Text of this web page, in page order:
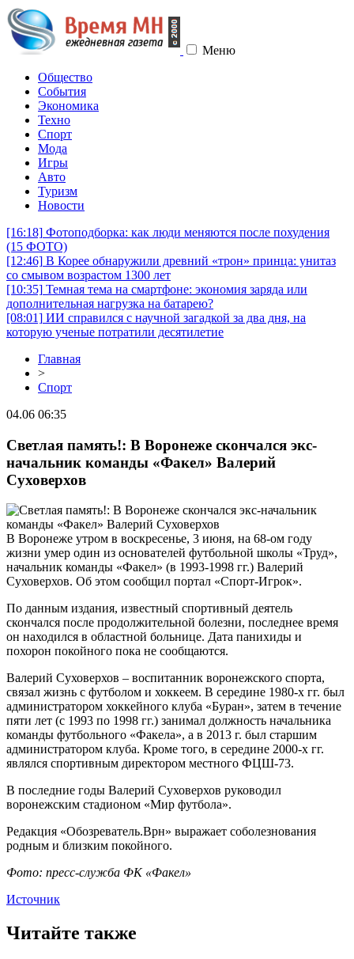
Меню
Общество
События
Экономика
Техно
Спорт
Мода
Игры
Авто
Туризм
Новости
[16:18] Фотоподборка: как люди меняются после похудения
(15 ФОТО)
[12:46] В Корее обнаружили древний «трон» принца: унитаз
со смывом возрастом 1300 лет
[10:35] Темная тема на смартфоне: экономия заряда или
дополнительная нагрузка на батарею?
[08:01] ИИ справился с научной загадкой за два дня, на
которую ученые потратили десятилетие
Главная
>
Спорт
04.06 06:35
Светлая память!: В Воронеже скончался экс-
начальник команды «Факел» Валерий
Суховерхов
В Воронеже утром в воскресенье, 3 июня, на 68-ом году
жизни умер один из основателей футбольной школы «Труд»,
начальник команды «Факел» (в 1993-1998 гг.) Валерий
Суховерхов. Об этом сообщил портал «Спорт-Игрок».
По данным издания, известный спортивный деятель
скончался после продолжительной болезни, последнее время
он находился в областной больнице. Дата панихиды и
похорон покойного пока не сообщаются.
Валерий Суховерхов – воспитанник воронежского спорта,
связал жизнь с футболом и хоккеем. В середине 1980-х гг. был
администратором хоккейного клуба «Буран», затем в течение
пяти лет (с 1993 по 1998 гг.) занимал должность начальника
команды футбольного «Факела», а в 2013 г. был старшим
администратором клуба. Кроме того, в середине 2000-х гг.
являлся спортивным директором местного ФЦШ-73.
В последние годы Валерий Суховерхов руководил
воронежским стадионом «Мир футбола».
Редакция «Обозреватель.Врн» выражает соболезнования
родным и близким покойного.
Фото: пресс-служба ФК «Факел»
Источник
Читайте также